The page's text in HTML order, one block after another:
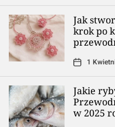
Jak
krok po
1
Jakie
w 2025